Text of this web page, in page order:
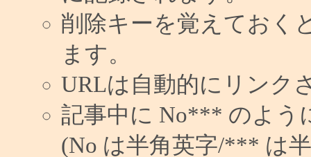
削除キーを覚えておく
ます。
URLは自動的にリンク
記事中に No*** のよう
(No は半角英字/*** は